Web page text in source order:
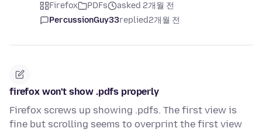
Firefox PDFs
asked 2개월 전
PercussionGuy33replied2개월 전
firefox won't show .pdfs properly
Firefox screws up showing .pdfs. The first view is
fine but scrolling seems to overprint the first view